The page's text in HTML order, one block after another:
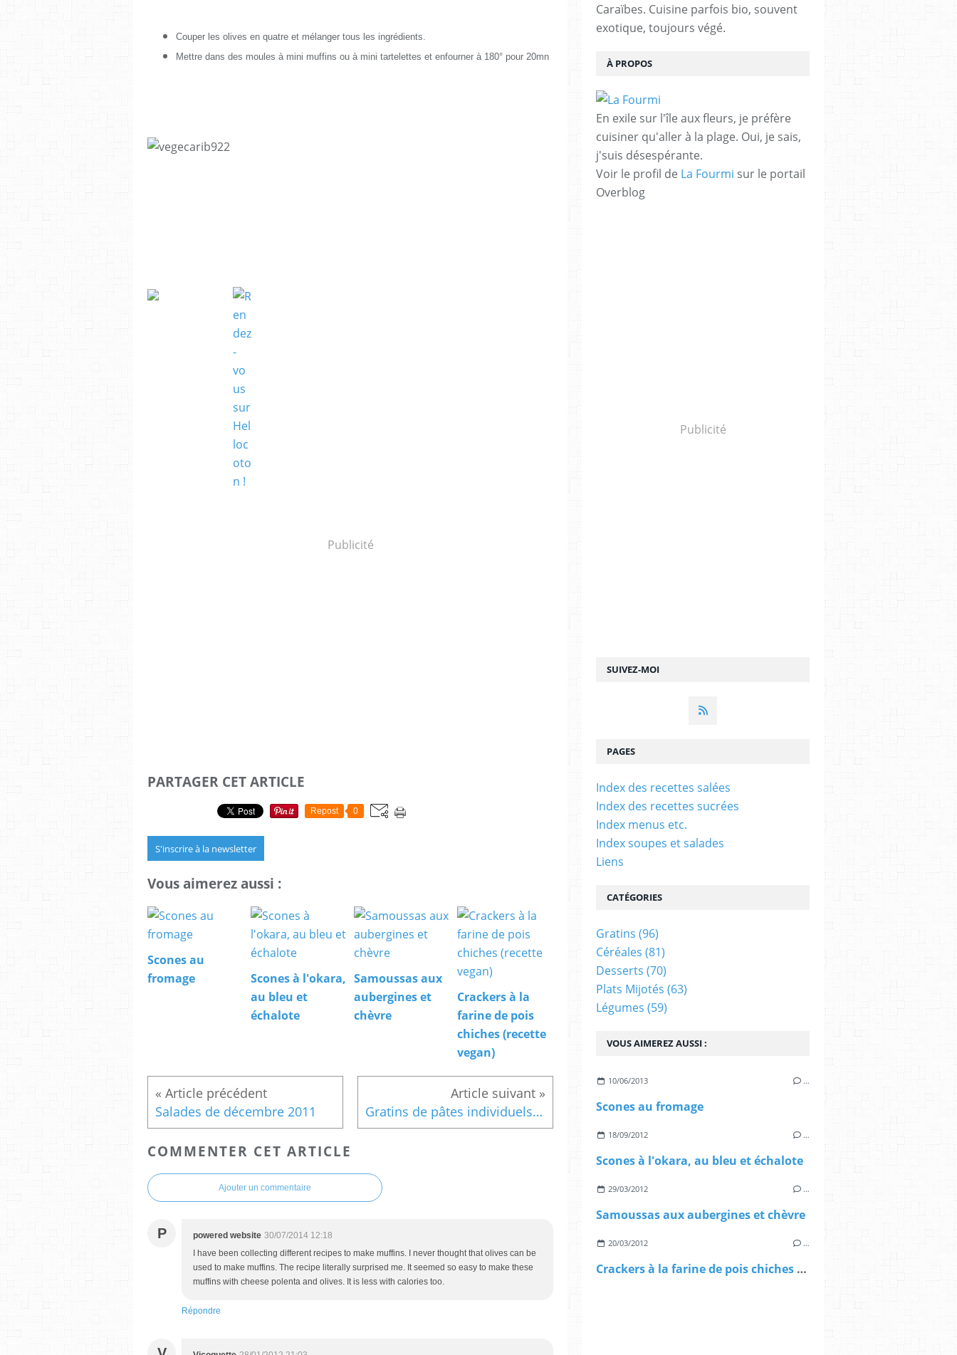
Couper les olives en quatre et mélanger tous les ingrédients.
Mettre dans des moules à mini muffins ou à mini tartelettes et enfourner à 180° pour 20mn
Publicité
PARTAGER CET ARTICLE
Repost 0
S'inscrire à la newsletter
Vous aimerez aussi :
Scones au
fromage
Scones à l'okara,
au bleu et
échalote
Samoussas aux
aubergines et
chèvre
Crackers à la
farine de pois
chiches (recette
vegan)
Salades de décembre 2011 Gratins de pâtes individuels au fromage ail et fines herbes
COMMENTER CET ARTICLE
Ajouter un commentaire
P powered website 30/07/2014 12:18
I have been collecting different recipes to make muffins. I never thought that olives can be
used to make muffins. The recipe literally surprised me. It seemed so easy to make these
muffins with cheese polenta and olives. It is less with calories too.
Répondre
SUIVEZ-MOI
Caraïbes. Cuisine parfois bio, souvent
exotique, toujours végé.
À PROPOS
En exile sur l'île aux fleurs, je préfère
cuisiner qu'aller à la plage. Oui, je sais,
j'suis désespérante.
Voir le profil de La Fourmi sur le portail
Overblog
Publicité
VOUS AIMEREZ AUSSI :
10/06/2013 …
Scones au fromage
18/09/2012 …
Scones à l'okara, au bleu et échalote
29/03/2012 …
Samoussas aux aubergines et chèvre
20/03/2012 …
Crackers à la farine de pois chiches (recette vegan)
PAGES
Index des recettes salées
Index des recettes sucrées
Index menus etc.
Index soupes et salades
Liens
CATÉGORIES
Gratins (96)
Céréales (81)
Desserts (70)
Plats Mijotés (63)
Légumes (59)